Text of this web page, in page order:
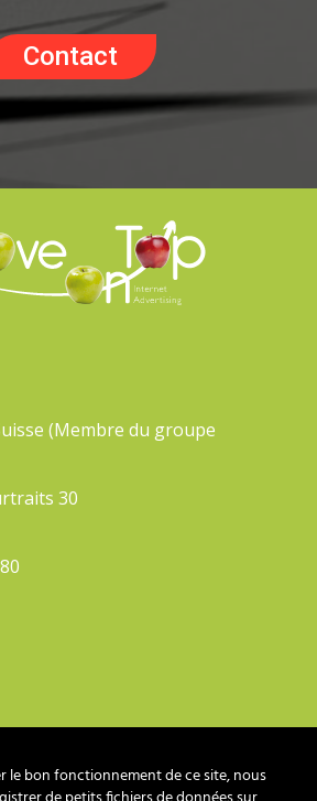
Contact
(Membre du groupe
30
le bon fonctionnement de ce site, nous